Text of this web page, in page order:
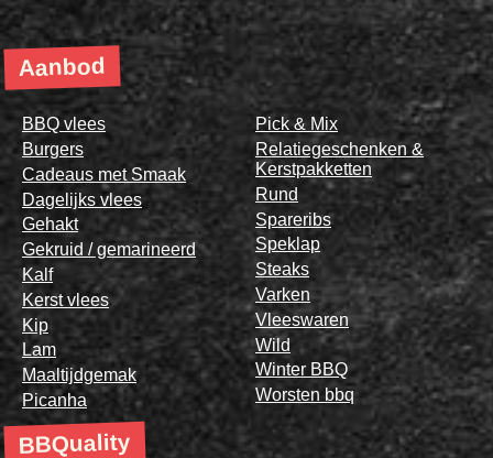
Aanbod
BBQ vlees
Burgers
Cadeaus met Smaak
Dagelijks vlees
Gehakt
Gekruid / gemarineerd
Kalf
Kerst vlees
Kip
Lam
Maaltijdgemak
Picanha
Pick & Mix
Relatiegeschenken &
Kerstpakketten
Rund
Spareribs
Speklap
Steaks
Varken
Vleeswaren
Wild
Winter BBQ
Worsten bbq
BBQuality